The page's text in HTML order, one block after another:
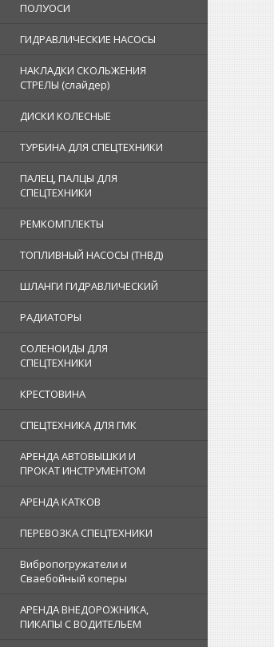
ПОЛУОСИ
ГИДРАВЛИЧЕСКИЕ НАСОСЫ
НАКЛАДКИ СКОЛЬЖЕНИЯ
СТРЕЛЫ (слайдер)
ДИСКИ КОЛЕСНЫЕ
ТУРБИНА ДЛЯ СПЕЦТЕХНИКИ
ПАЛЕЦ, ПАЛЦЫ ДЛЯ
СПЕЦТЕХНИКИ
РЕМКОМПЛЕКТЫ
ТОПЛИВНЫЙ НАСОСЫ (ТНВД)
ШЛАНГИ ГИДРАВЛИЧЕСКИЙ
РАДИАТОРЫ
СОЛЕНОИДЫ ДЛЯ
СПЕЦТЕХНИКИ
КРЕСТОВИНА
СПЕЦТЕХНИКА ДЛЯ ГМК
АРЕНДА АВТОВЫШКИ И
ПРОКАТ ИНСТРУМЕНТОМ
АРЕНДА КАТКОВ
ПЕРЕВОЗКА СПЕЦТЕХНИКИ
Вибропогружатели и
Сваебойный коперы
АРЕНДА ВНЕДОРОЖНИКА,
ПИКАПЫ С ВОДИТЕЛЬЕМ